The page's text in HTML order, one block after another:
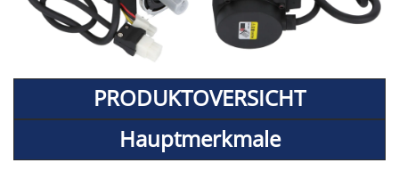
PRODUKTOVERSICHT
Hauptmerkmale